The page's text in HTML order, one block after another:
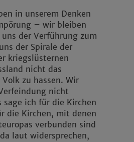
in unserem Denken
– wir bleiben
der Verführung zum
der Spirale der
kriegslüsternen
nicht das
zu hassen. Wir
nicht
ich für die Kirchen
die Kirchen, mit denen
verbunden sind
laut widersprechen,